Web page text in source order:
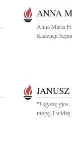
ANNA
Anna Maria
Kadencji
"I słyszę
mogę. I widzę